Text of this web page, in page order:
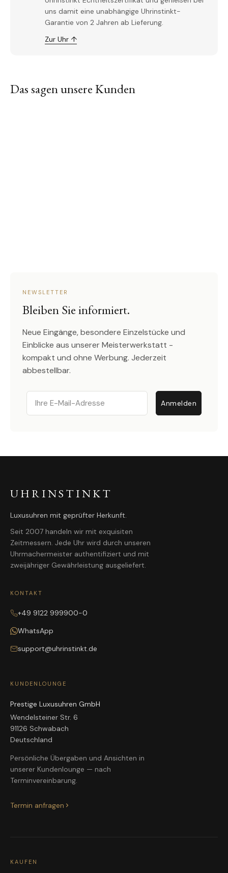
uns damit eine unabhängige Uhrinstinkt-
Garantie von 2 Jahren ab Lieferung.
Zur Uhr ↑
Das sagen unsere Kunden
NEWSLETTER
Bleiben Sie informiert.
Neue Eingänge, besondere Einzelstücke und
Einblicke aus unserer Meisterwerkstatt -
kompakt und ohne Werbung. Jederzeit
abbestellbar.
Email
Anmelden
UHRINSTINKT
Luxusuhren mit geprüfter Herkunft.
Seit 2007 handeln wir mit exquisiten
Zeitmessern. Jede Uhr wird durch unseren
Uhrmachermeister authentifiziert und mit
zweijähriger Gewährleistung ausgeliefert.
KONTAKT
+49 9122 999900-0
WhatsApp
support@uhrinstinkt.de
KUNDENLOUNGE
Prestige Luxusuhren GmbH
Wendelsteiner Str. 6
91126 Schwabach
Deutschland
Persönliche Übergaben und Ansichten in
unserer Kundenlounge — nach
Terminvereinbarung.
Termin anfragen
KAUFEN